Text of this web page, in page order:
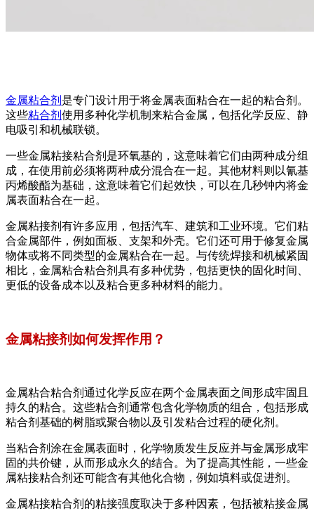
金属粘合剂 是专门设计用于将金属表面粘合在一起的粘合剂。
这些粘合剂 使用多种化学机制来粘合金属，包括化学反应、静
电吸引和机械联锁。
一些金属粘接粘合剂是环氧基的，这意味着它们由两种成分组
成，在使用前必须将两种成分混合在一起。其他材料则以氰基
丙烯酸酯为基础，这意味着它们起效快，可以在几秒钟内将金
属表面粘合在一起。
金属粘接剂有许多应用，包括汽车、建筑和工业环境。它们粘
合金属部件，例如面板、支架和外壳。它们还可用于修复金属
物体或将不同类型的金属粘合在一起。与传统焊接和机械紧固
相比，金属粘合粘合剂具有多种优势，包括更快的固化时间、
更低的设备成本以及粘合更多种材料的能力。
金属粘接剂如何发挥作用？
金属粘合粘合剂通过化学反应在两个金属表面之间形成牢固且
持久的粘合。这些粘合剂通常包含化学物质的组合，包括形成
粘合剂基础的树脂或聚合物以及引发粘合过程的硬化剂。
当粘合剂涂在金属表面时，化学物质发生反应并与金属形成牢
固的共价键，从而形成永久的结合。为了提高其性能，一些金
属粘接粘合剂还可能含有其他化合物，例如填料或促进剂。
金属粘接粘合剂的粘接强度取决于多种因素，包括被粘接金属